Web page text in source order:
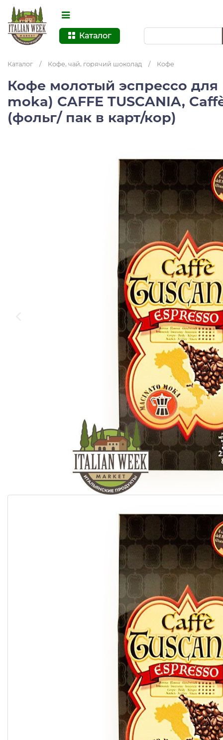
Каталог
Каталог / Кофе, чай, горячий шоколад / Кофе
Кофе молотый эспрессо
moka) CAFFE TUSCANIA,
(фольг/ пак в карт/кор)